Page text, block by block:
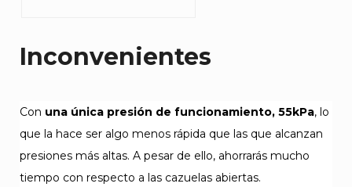
Inconvenientes
Con una única presión de funcionamiento, 55kPa, lo
que la hace ser algo menos rápida que las que alcanzan
presiones más altas. A pesar de ello, ahorrarás mucho
tiempo con respecto a las cazuelas abiertas.